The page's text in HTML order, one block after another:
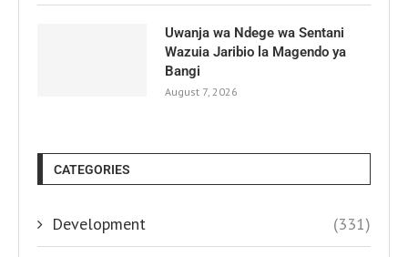
Uwanja wa Ndege wa Sentani
Wazuia Jaribio la Magendo ya
Bangi
August 7, 2026
CATEGORIES
Development (331)